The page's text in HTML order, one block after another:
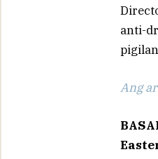
anti-
Ang